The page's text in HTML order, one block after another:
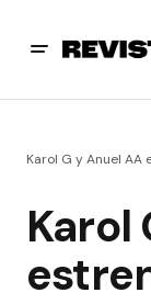
Karol G y Anuel AA
Karol